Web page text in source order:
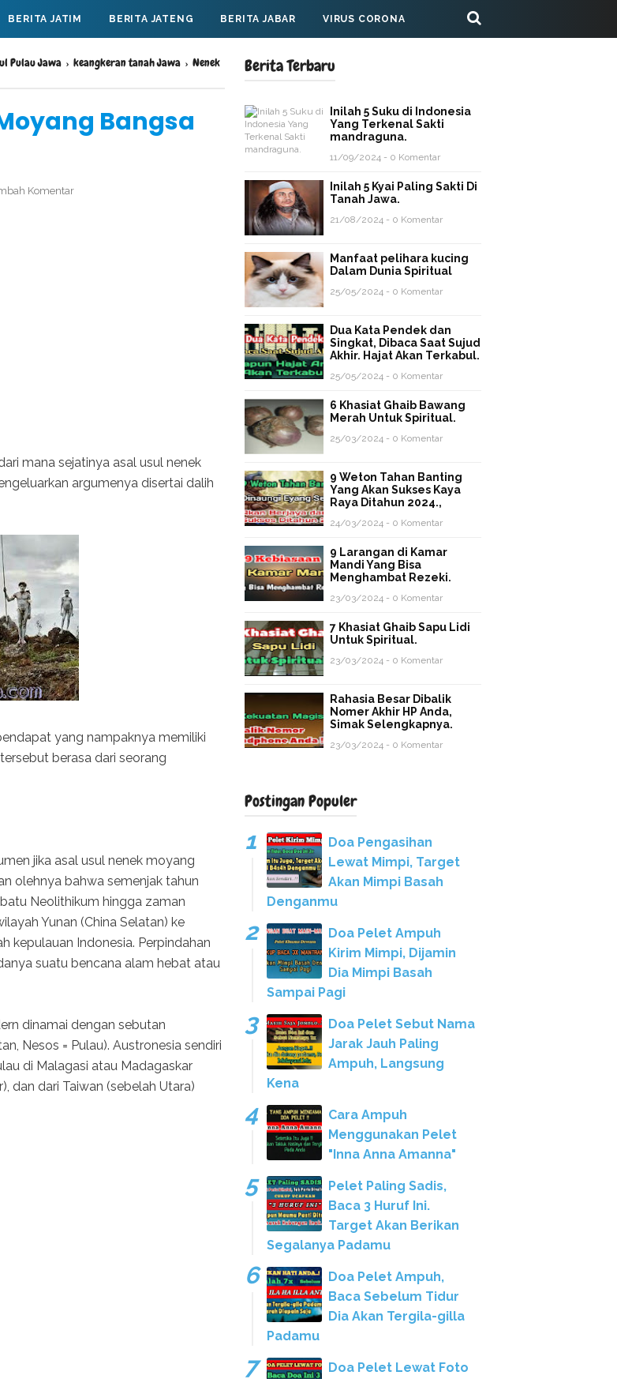
BERITA JATIM BERITA JATENG BERITA JABAR VIRUS CORONA
Pulau Jawa › keangkeran tanah Jawa › Nenek
Bangsa
Komentar
mana sejatinya asal usul nenek
argumenya disertai dalih
yang nampaknya memiliki
berasa dari seorang
jika asal usul nenek moyang
olehnya bahwa semenjak tahun
Neolithikum hingga zaman
Yunan (China Selatan) ke
kepulauan Indonesia. Perpindahan
suatu bencana alam hebat atau
dinamai dengan sebutan
Nesos = Pulau). Austronesia sendiri
di Malagasi atau Madagaskar
dan dari Taiwan (sebelah Utara)
Berita Terbaru
Inilah 5 Suku di Indonesia
Yang Terkenal Sakti
mandraguna.
11/09/2024 - 0 Komentar
Inilah 5 Kyai Paling Sakti Di
Tanah Jawa.
21/08/2024 - 0 Komentar
Manfaat pelihara kucing
Dalam Dunia Spiritual
25/05/2024 - 0 Komentar
Dua Kata Pendek dan
Singkat, Dibaca Saat Sujud
Akhir. Hajat Akan Terkabul.
25/05/2024 - 0 Komentar
6 Khasiat Ghaib Bawang
Merah Untuk Spiritual.
25/03/2024 - 0 Komentar
9 Weton Tahan Banting
Yang Akan Sukses Kaya
Raya Ditahun 2024.,
24/03/2024 - 0 Komentar
9 Larangan di Kamar
Mandi Yang Bisa
Menghambat Rezeki.
23/03/2024 - 0 Komentar
7 Khasiat Ghaib Sapu Lidi
Untuk Spiritual.
23/03/2024 - 0 Komentar
Rahasia Besar Dibalik
Nomer Akhir HP Anda,
Simak Selengkapnya.
23/03/2024 - 0 Komentar
Postingan Populer
Doa Pengasihan
Lewat Mimpi, Target
Akan Mimpi Basah
Denganmu
Doa Pelet Ampuh
Kirim Mimpi, Dijamin
Dia Mimpi Basah
Sampai Pagi
Doa Pelet Sebut Nama
Jarak Jauh Paling
Ampuh, Langsung
Kena
Cara Ampuh
Menggunakan Pelet
"Inna Anna Amanna"
Pelet Paling Sadis,
Baca 3 Huruf Ini.
Target Akan Berikan
Segalanya Padamu
Doa Pelet Ampuh,
Baca Sebelum Tidur
Dia Akan Tergila-gilla
Padamu
Doa Pelet Lewat Foto